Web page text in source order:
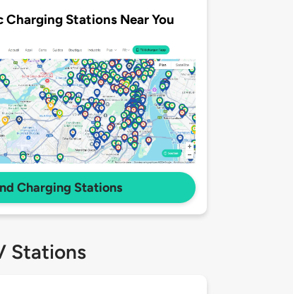
Charging Stations Near You
Charging Stations
Stations